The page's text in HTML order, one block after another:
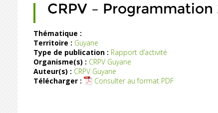
CRPV – Programmation
Thématique :
Territoire : Guyane
Type de publication : Rapport d’activité
Organisme(s) : CRPV Guyane
Auteur(s) : CRPV Guyane
Télécharger :
Consulter au format PDF